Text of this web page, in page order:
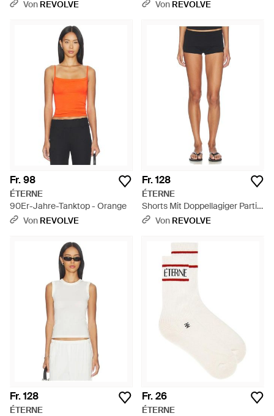
Von REVOLVE Von REVOLVE
Fr. 98
ÉTERNE
90Er-Jahre-Tanktop - Orange
Von REVOLVE
Fr. 128
ÉTERNE
Shorts Mit Doppellagiger Partie
- Schwarz
Von REVOLVE
Fr. 128
ÉTERNE
Fr. 26
ÉTERNE